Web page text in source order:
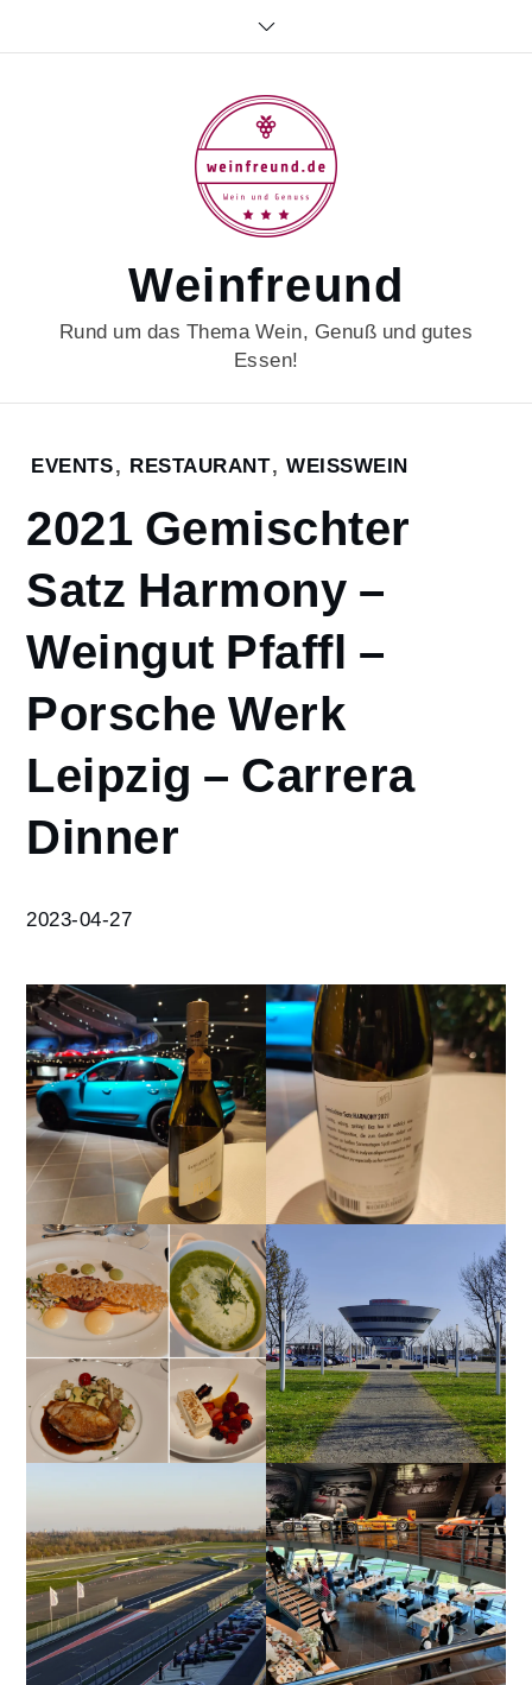
Weinfreund
Rund um das Thema Wein, Genuß und gutes
Essen!
Home
April
2021
Gemischter
Satz
Harmony –
Weingut
Pfaffl –
Porsche
Leipzig –
Dinner
EVENTS, RESTAURANT, WEISSWEIN
2021 Gemischter
Satz Harmony –
Weingut Pfaffl –
Porsche Werk
Leipzig – Carrera
Dinner
2023-04-27